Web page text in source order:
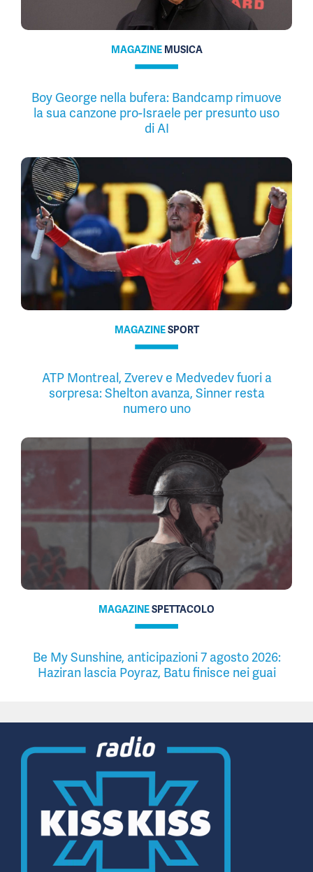
MAGAZINE MUSICA
Boy George nella bufera: Bandcamp rimuove
la sua canzone pro-Israele per presunto uso
di AI
MAGAZINESPORT
ATP Montreal, Zverev e Medvedev fuori a
sorpresa: Shelton avanza, Sinner resta
numero uno
MAGAZINESPETTACOLO
Be My Sunshine, anticipazioni 7 agosto 2026:
Haziran lascia Poyraz, Batu finisce nei guai